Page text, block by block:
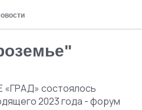
состоялось
2023 года - форум